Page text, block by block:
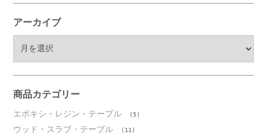
アーカイブ
ブ
商品カテゴリー
エポキシ・レジン・テーブル (5)
ウッド・スラブ・テーブル (11)